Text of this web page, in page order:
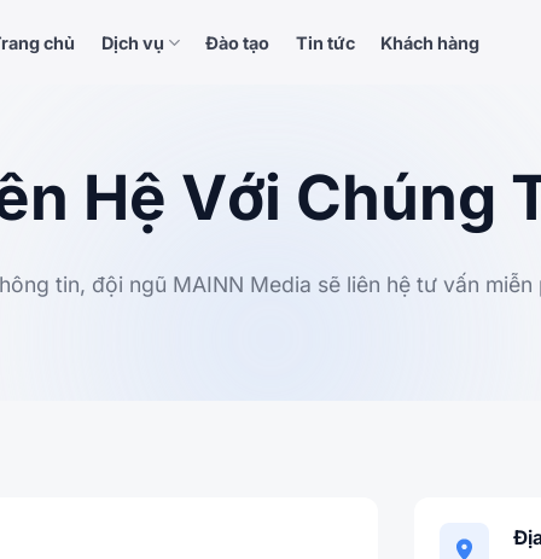
chủ Dịch vụ Đào tạo Tin tức Khách hàng
Hệ Với Chúng
tin, đội ngũ MAINN Media sẽ liên hệ tư vấn miễn